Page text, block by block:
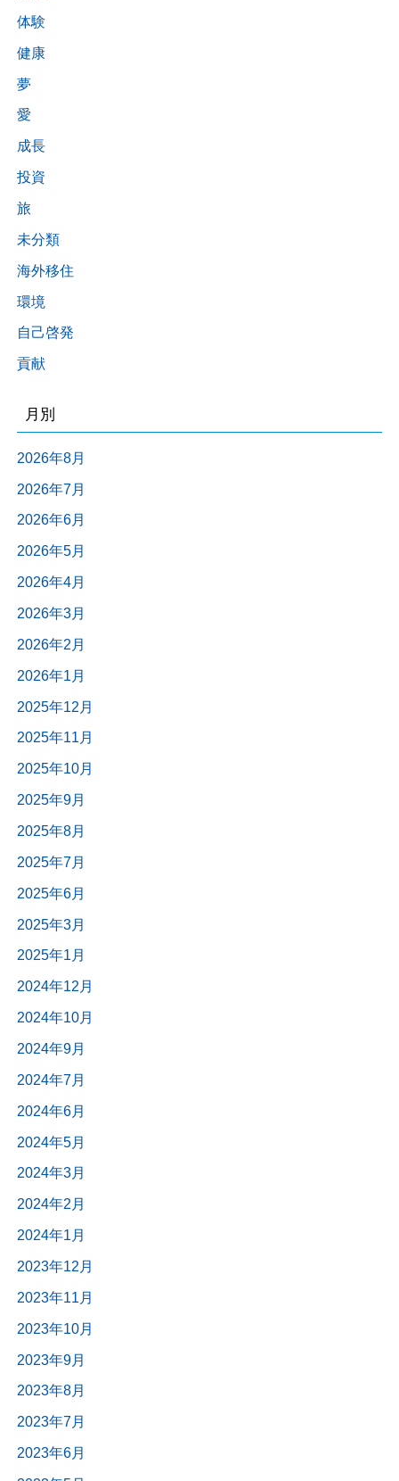
体験
健康
夢
愛
成長
投資
旅
未分類
海外移住
環境
自己啓発
貢献
月別
2026年8月
2026年7月
2026年6月
2026年5月
2026年4月
2026年3月
2026年2月
2026年1月
2025年12月
2025年11月
2025年10月
2025年9月
2025年8月
2025年7月
2025年6月
2025年3月
2025年1月
2024年12月
2024年10月
2024年9月
2024年7月
2024年6月
2024年5月
2024年3月
2024年2月
2024年1月
2023年12月
2023年11月
2023年10月
2023年9月
2023年8月
2023年7月
2023年6月